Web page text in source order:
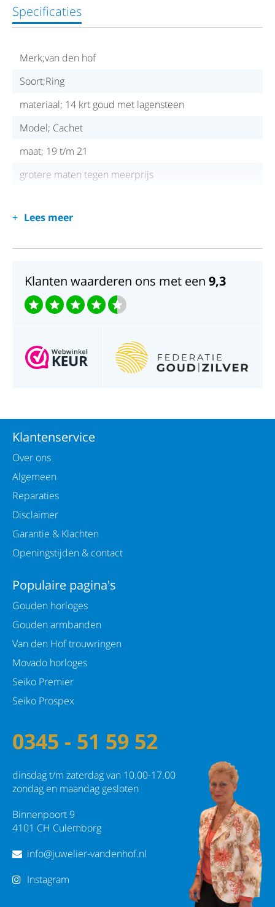
Specificaties
Merk;van den hof
Soort;Ring
materiaal; 14 krt goud met lagensteen
Model; Cachet
maat; 19 t/m 21
grotere maten tegen meerprijs
Lees meer
Klanten waarderen ons met een 9,3
Klantenservice
Over ons
Algemeen
Reparaties
Disclaimer
Garantie & Klachten
Openingstijden & contact
Populaire pagina's
Gouden horloges
Gouden armbanden
Van den Hof trouwringen
Movado horloges
Seiko Premier
Seiko Prospex
0345 - 51 59 52
dinsdag t/m zaterdag van 10.00-17.00
zondag en maandag gesloten
Binnenpoort 9
4101 CH Culemborg
info@juwelier-vandenhof.nl
Instagram